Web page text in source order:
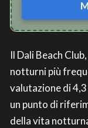
Il Dali Beach
notturni più
valutazione di
un punto di
della vita